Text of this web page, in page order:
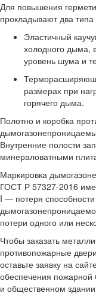
Для повышения
прокладывают два типа
Эластичный
холодного дыма,
уровень шума и
размерах при
горячего дыма.
Полотно и коробка
Внутренние полости
минераловатными
Маркировка
ГОСТ Р 57327-2016
I — потеря
потери одного или
Чтобы заказать
противопожарные
оставьте заявку на
обеспечения пожарной
и общественном